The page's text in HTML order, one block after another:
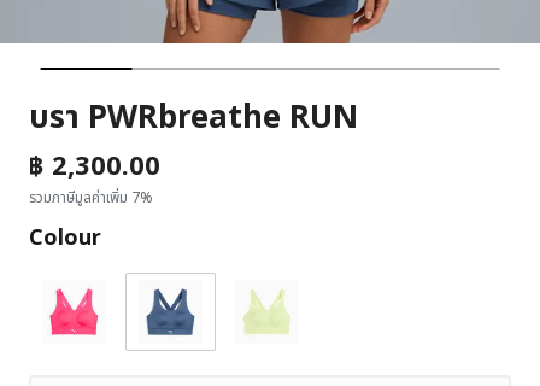
บรา PWRbreathe RUN
฿ 2,300.00
รวมภาษีมูลค่าเพิ่ม 7%
Colour